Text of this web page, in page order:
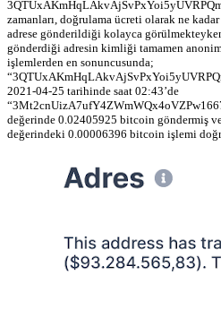
zamanları, doğrulama ücreti olarak ne
adrese gönderildiği kolayca
gönderdiği adresin kimliği tamamen
işlemlerden en sonuncusunda;
2021-04-25 tarihinde saat 02:43’de
değerinde 0.02405925 bitcoin göndermiş
değerindeki 0.00006396 bitcoin işlemi